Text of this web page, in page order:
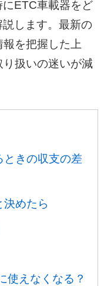
ETC車載器をど
します。最新の
を把握した上
扱いの迷いが減
きの収支の差
めたら
使えなくなる？